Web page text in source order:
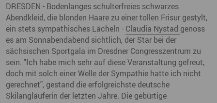
DRESDEN - Bodenlanges schulterfreies schwarzes
Abendkleid, die blonden Haare zu einer tollen Frisur gestylt,
ein stets sympathisches Lächeln - Claudia Nystad genoss
es am Sonnabendabend sichtlich, der Star bei der
sächsischen Sportgala im Dresdner Congresszentrum zu
sein. "Ich habe mich sehr auf diese Veranstaltung gefreut,
doch mit solch einer Welle der Sympathie hatte ich nicht
gerechnet", gestand die erfolgreichste deutsche
Skilangläuferin der letzten Jahre. Die gebürtige